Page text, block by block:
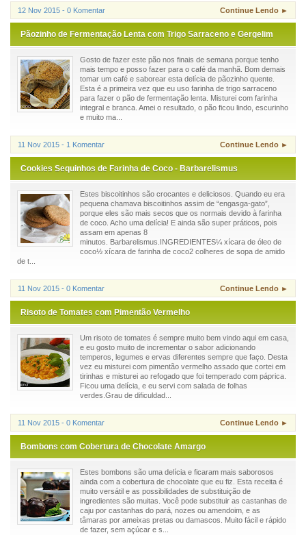
12 Nov 2015 - 0 Komentar Continue Lendo ►
Pãozinho de Fermentação Lenta com Trigo Sarraceno e Gergelim
Gosto de fazer este pão nos finais de semana porque tenho
mais tempo e posso fazer para o café da manhã. Bom demais
tomar um café e saborear esta delícia de pãozinho quente.
Esta é a primeira vez que eu uso farinha de trigo sarraceno
para fazer o pão de fermentação lenta. Misturei com farinha
integral e branca. Amei o resultado, o pão ficou lindo, escurinho
e muito ma...
11 Nov 2015 - 1 Komentar Continue Lendo ►
Cookies Sequinhos de Farinha de Coco - Barbarelismus
Estes biscoitinhos são crocantes e deliciosos. Quando eu era
pequena chamava biscoitinhos assim de “engasga-gato”,
porque eles são mais secos que os normais devido à farinha
de coco. Acho uma delícia! E ainda são super práticos, pois
assam em apenas 8
minutos. Barbarelismus.INGREDIENTES¼ xícara de óleo de
coco½ xícara de farinha de coco2 colheres de sopa de amido
de t...
11 Nov 2015 - 0 Komentar Continue Lendo ►
Risoto de Tomates com Pimentão Vermelho
Um risoto de tomates é sempre muito bem vindo aqui em casa,
e eu gosto muito de incrementar o sabor adicionando
temperos, legumes e ervas diferentes sempre que faço. Desta
vez eu misturei com pimentão vermelho assado que cortei em
tirinhas e misturei ao refogado que foi temperado com páprica.
Ficou uma delícia, e eu servi com salada de folhas
verdes.Grau de dificuldad...
11 Nov 2015 - 0 Komentar Continue Lendo ►
Bombons com Cobertura de Chocolate Amargo
Estes bombons são uma delícia e ficaram mais saborosos
ainda com a cobertura de chocolate que eu fiz. Esta receita é
muito versátil e as possibilidades de substituição de
ingredientes são muitas. Você pode substituir as castanhas de
caju por castanhas do pará, nozes ou amendoim, e as
tâmaras por ameixas pretas ou damascos. Muito fácil e rápido
de fazer, sem açúcar e s...